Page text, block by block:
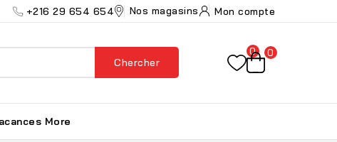
+216 29 654 654 Nos magasins Mon compte
Chercher
0 0
More